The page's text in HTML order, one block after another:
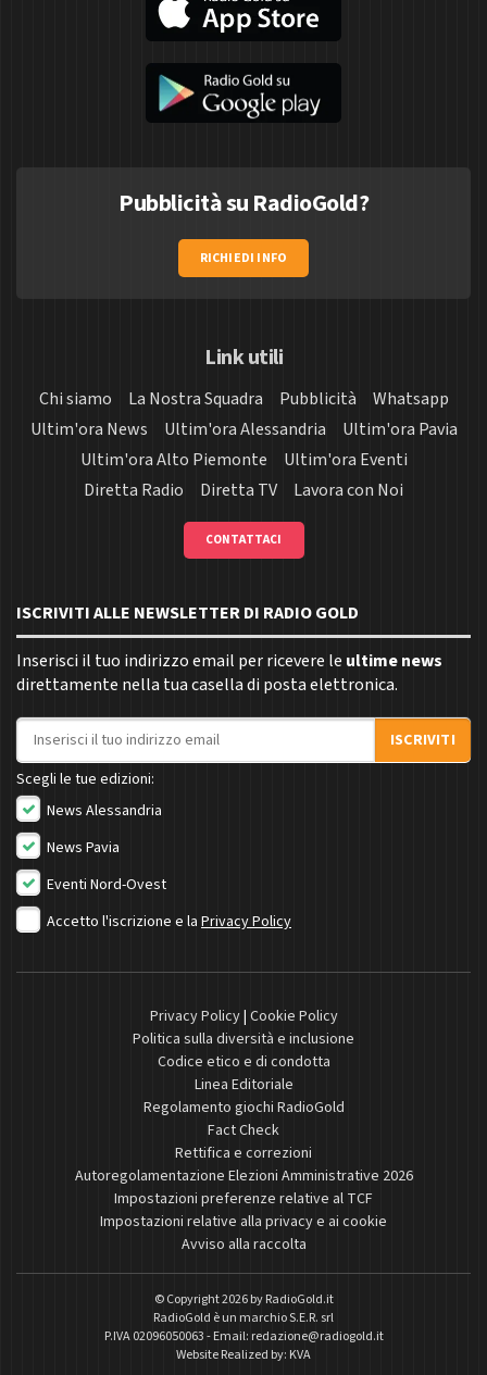
Pubblicità su RadioGold?
RICHIEDI INFO
Link utili
Chi siamo La Nostra Squadra Pubblicità
Whatsapp
Ultim'ora News
Ultim'ora Alessandria
Ultim'ora Pavia
Ultim'ora Alto Piemonte
Ultim'ora Eventi
Diretta Radio
Diretta TV Lavora con Noi
CONTATTACI
ISCRIVITI ALLE NEWSLETTER DI RADIO GOLD
Inserisci il tuo indirizzo email per ricevere le ultime news
direttamente nella tua casella di posta elettronica.
Indirizzo email
ISCRIVITI
Scegli le tue edizioni:
News Alessandria
News Pavia
Eventi Nord-Ovest
Accetto l'iscrizione e la Privacy Policy
Privacy Policy| Cookie Policy
Politica sulla diversità e inclusione
Codice etico e di condotta
Linea Editoriale
Regolamento giochi RadioGold
Fact Check
Rettifica e correzioni
Autoregolamentazione Elezioni Amministrative 2026
Impostazioni preferenze relative al TCF
Impostazioni relative alla privacy e ai cookie
Avviso alla raccolta
© Copyright 2026 byRadioGold.it
RadioGold è un marchio S.E.R. srl
P.IVA 02096050063 - Email: redazione@radiogold.it
Website Realized by: KVA